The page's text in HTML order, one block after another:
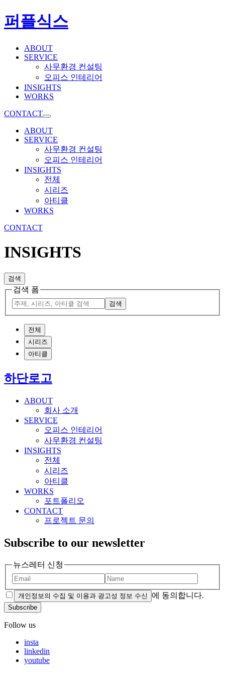
퍼플식스
ABOUT
SERVICE
사무환경 컨설팅
오피스 인테리어
INSIGHTS
WORKS
CONTACT
ABOUT
SERVICE
사무환경 컨설팅
오피스 인테리어
INSIGHTS
전체
시리즈
아티클
WORKS
CONTACT
INSIGHTS
검색
검색 폼
검색
전체
시리즈
아티클
하단로고
ABOUT
회사 소개
SERVICE
오피스 인테리어
사무환경 컨설팅
INSIGHTS
전체
시리즈
아티클
WORKS
포트폴리오
CONTACT
프로젝트 문의
Subscribe to our newsletter
뉴스레터 신청
개인정보의 수집 및 이용과 광고성 정보 수신 에 동의합니다.
Subscribe
Follow us
insta
linkedin
youtube